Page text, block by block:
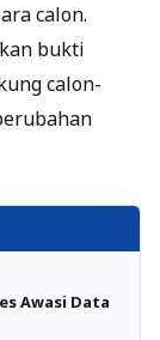
calon.
bukti
calon-
Awasi Data